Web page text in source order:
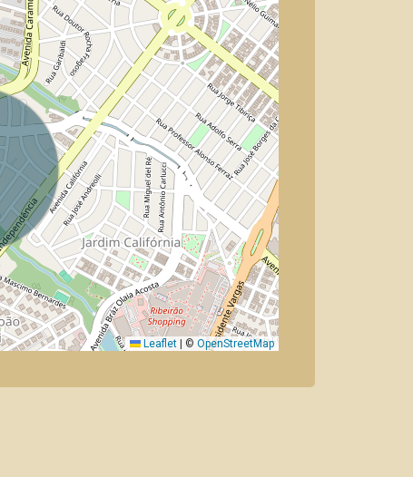
Leaflet © OpenStreetMap